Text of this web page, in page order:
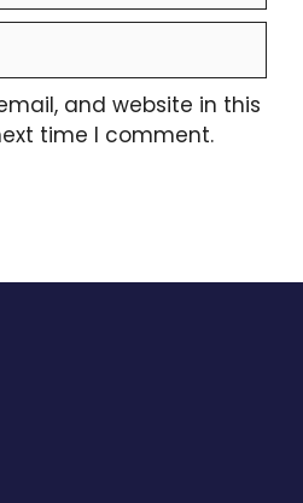
and website in this
time I comment.